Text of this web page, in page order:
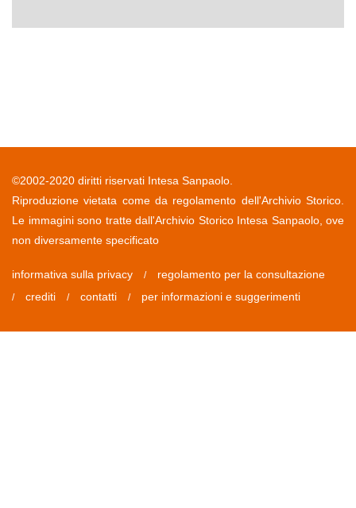
©2002-2020 diritti riservati Intesa Sanpaolo.
Riproduzione vietata come da regolamento dell'Archivio Storico.
Le immagini sono tratte dall'Archivio Storico Intesa Sanpaolo, ove
non diversamente specificato
informativa sulla privacy / regolamento per la consultazione
/ crediti / contatti / per informazioni e suggerimenti